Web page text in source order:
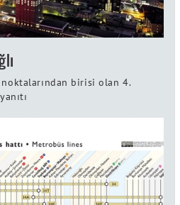
birisi olan 4.